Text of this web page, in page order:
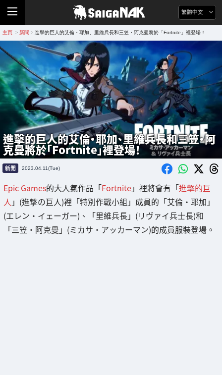
繁體中文
主頁 > 新聞 > 進擊的巨人的艾倫・耶加、里維兵長和三笠・阿克曼將於「Fortnite」裡登場！
進擊的巨人的艾倫・耶加、里維兵長和三笠・阿
克曼將於「Fortnite」裡登場！
新聞 2023.04.11(Tue)
Epic Games的大人氣作品「Fortnite」裡將會有「進擊的巨
人 」(進撃の巨人)裡「特別作戰小組」成員的「艾倫・耶加」
(エレン・イェーガー)、「里維兵長」(リヴァイ兵士長)和
「三笠・阿克曼」(ミカサ・アッカーマン)的成員服裝登場。